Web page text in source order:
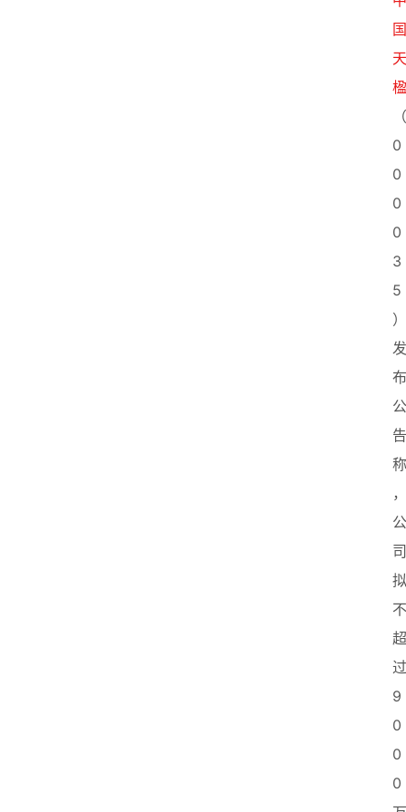
国
天
楹
（
0
0
0
0
3
5
）
发
布
公
告
称
，
公
司
拟
不
超
过
9
0
0
0